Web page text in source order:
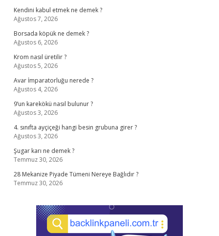
Kendini kabul etmek ne demek ?
Ağustos 7, 2026
Borsada köpük ne demek ?
Ağustos 6, 2026
Krom nasıl üretilir ?
Ağustos 5, 2026
Avar İmparatorluğu nerede ?
Ağustos 4, 2026
9’un karekökü nasıl bulunur ?
Ağustos 3, 2026
4. sınıfta ayçiçeği hangi besin grubuna girer ?
Ağustos 3, 2026
Şugar karı ne demek ?
Temmuz 30, 2026
28 Mekanize Piyade Tümeni Nereye Bağlıdır ?
Temmuz 30, 2026